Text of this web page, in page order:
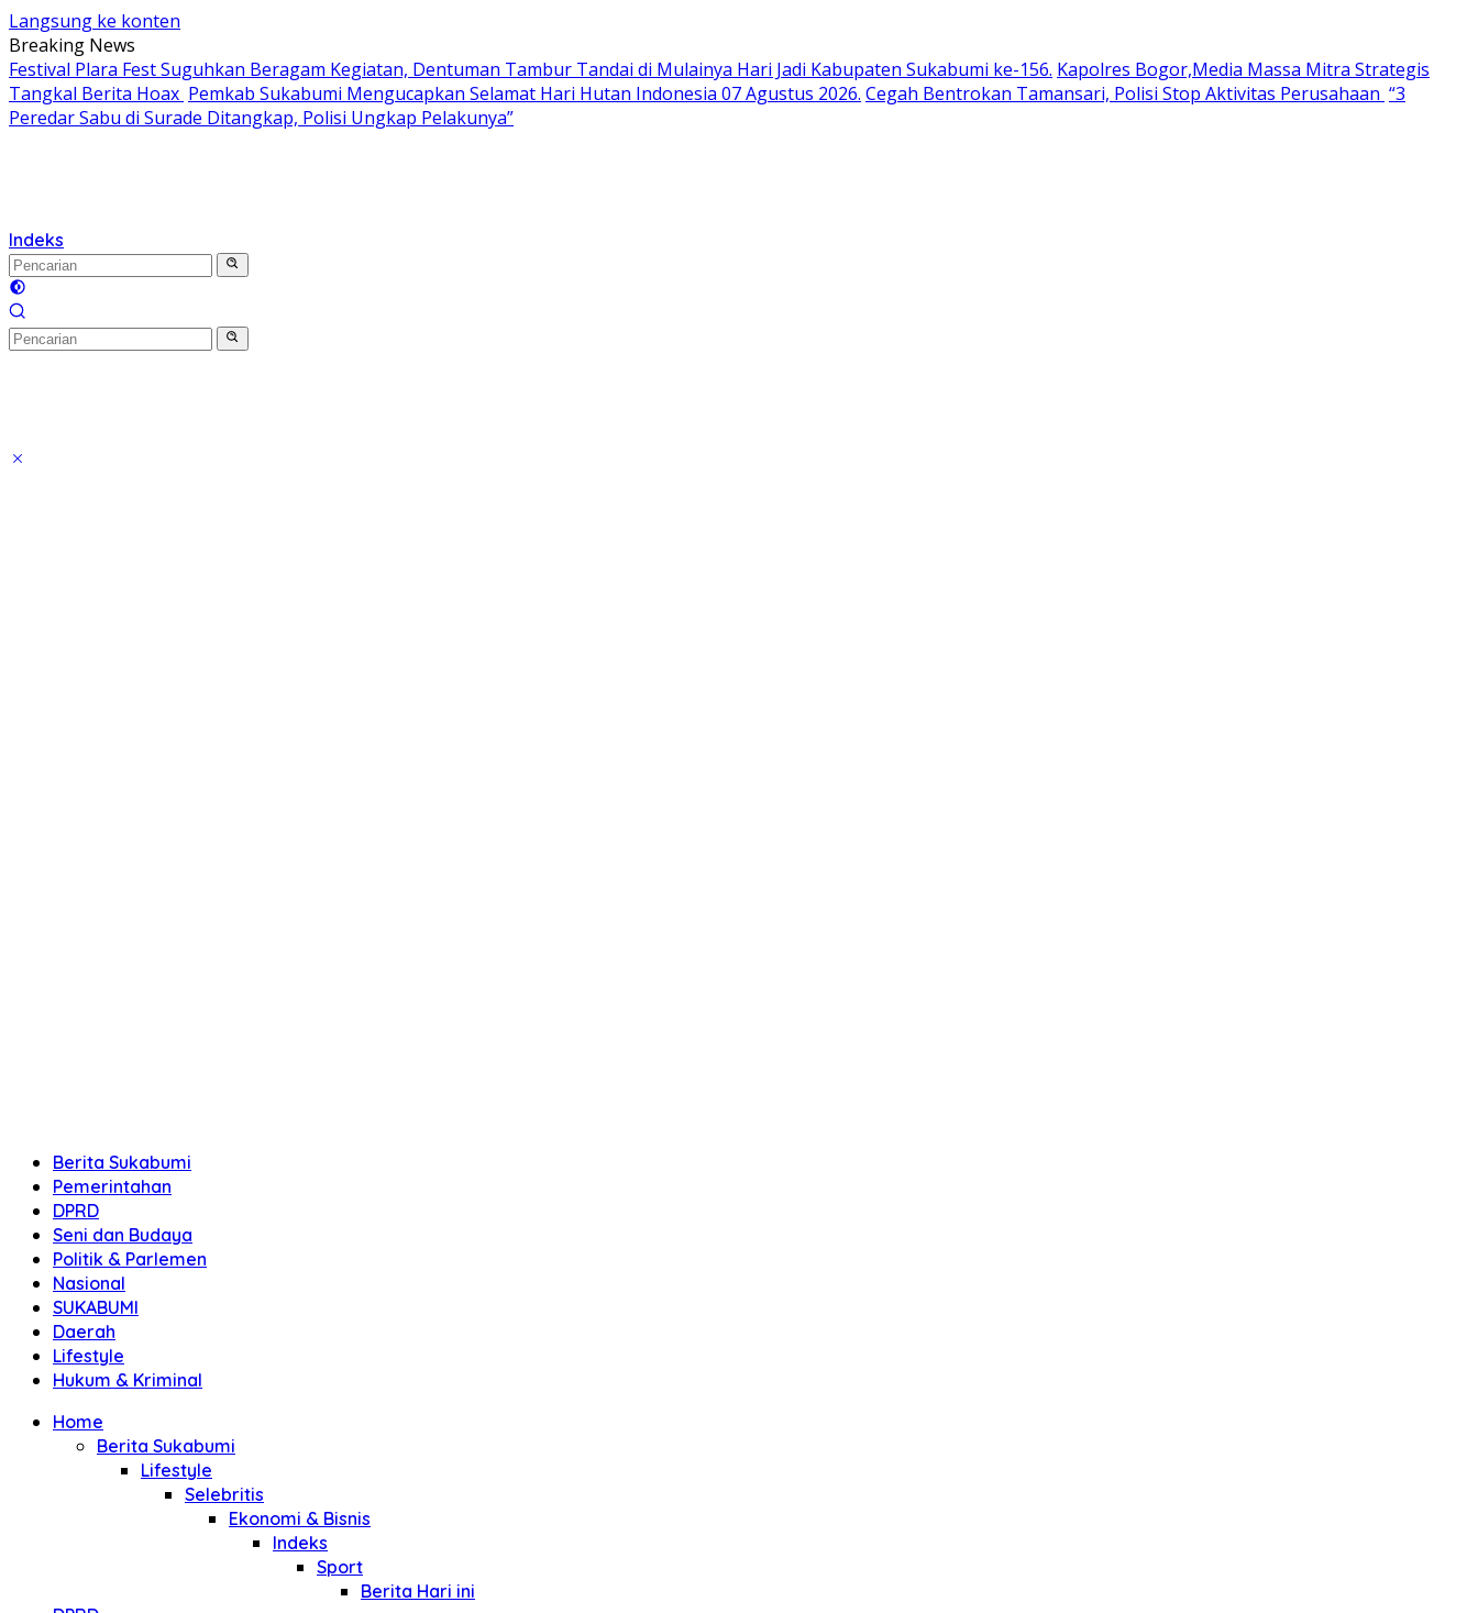
Langsung ke konten
Breaking News
Festival Plara Fest Suguhkan Beragam Kegiatan, Dentuman Tambur Tandai di Mulainya Hari Jadi Kabupaten Sukabumi ke-156. Kapolres Bogor,Media Massa Mitra Strategis
Tangkal Berita Hoax Pemkab Sukabumi Mengucapkan Selamat Hari Hutan Indonesia 07 Agustus 2026. Cegah Bentrokan Tamansari, Polisi Stop Aktivitas Perusahaan “3
Peredar Sabu di Surade Ditangkap, Polisi Ungkap Pelakunya”
Indeks
Berita Sukabumi
Pemerintahan
DPRD
Seni dan Budaya
Politik & Parlemen
Nasional
SUKABUMI
Daerah
Lifestyle
Hukum & Kriminal
Home
Berita Sukabumi
Lifestyle
Selebritis
Ekonomi & Bisnis
Indeks
Sport
Berita Hari ini